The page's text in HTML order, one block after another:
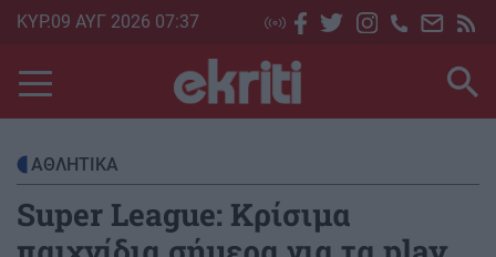
Skip
main
content
ΚΥΡ.09 ΑΥΓ 2026 07:37
ΑΘΛΗΤΙΚΑ
Super League: Κρίσιμα